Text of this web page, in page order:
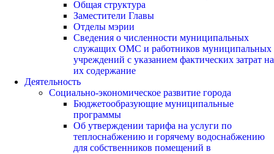
Общая структура
Заместители Главы
Отделы мэрии
Сведения о численности муниципальных
служащих ОМС и работников муниципальных
учреждений с указанием фактических затрат на
их содержание
Деятельность
Социально-экономическое развитие города
Бюджетообразующие муниципальные
программы
Об утверждении тарифа на услуги по
теплоснабжению и горячему водоснабжению
для собственников помещений в